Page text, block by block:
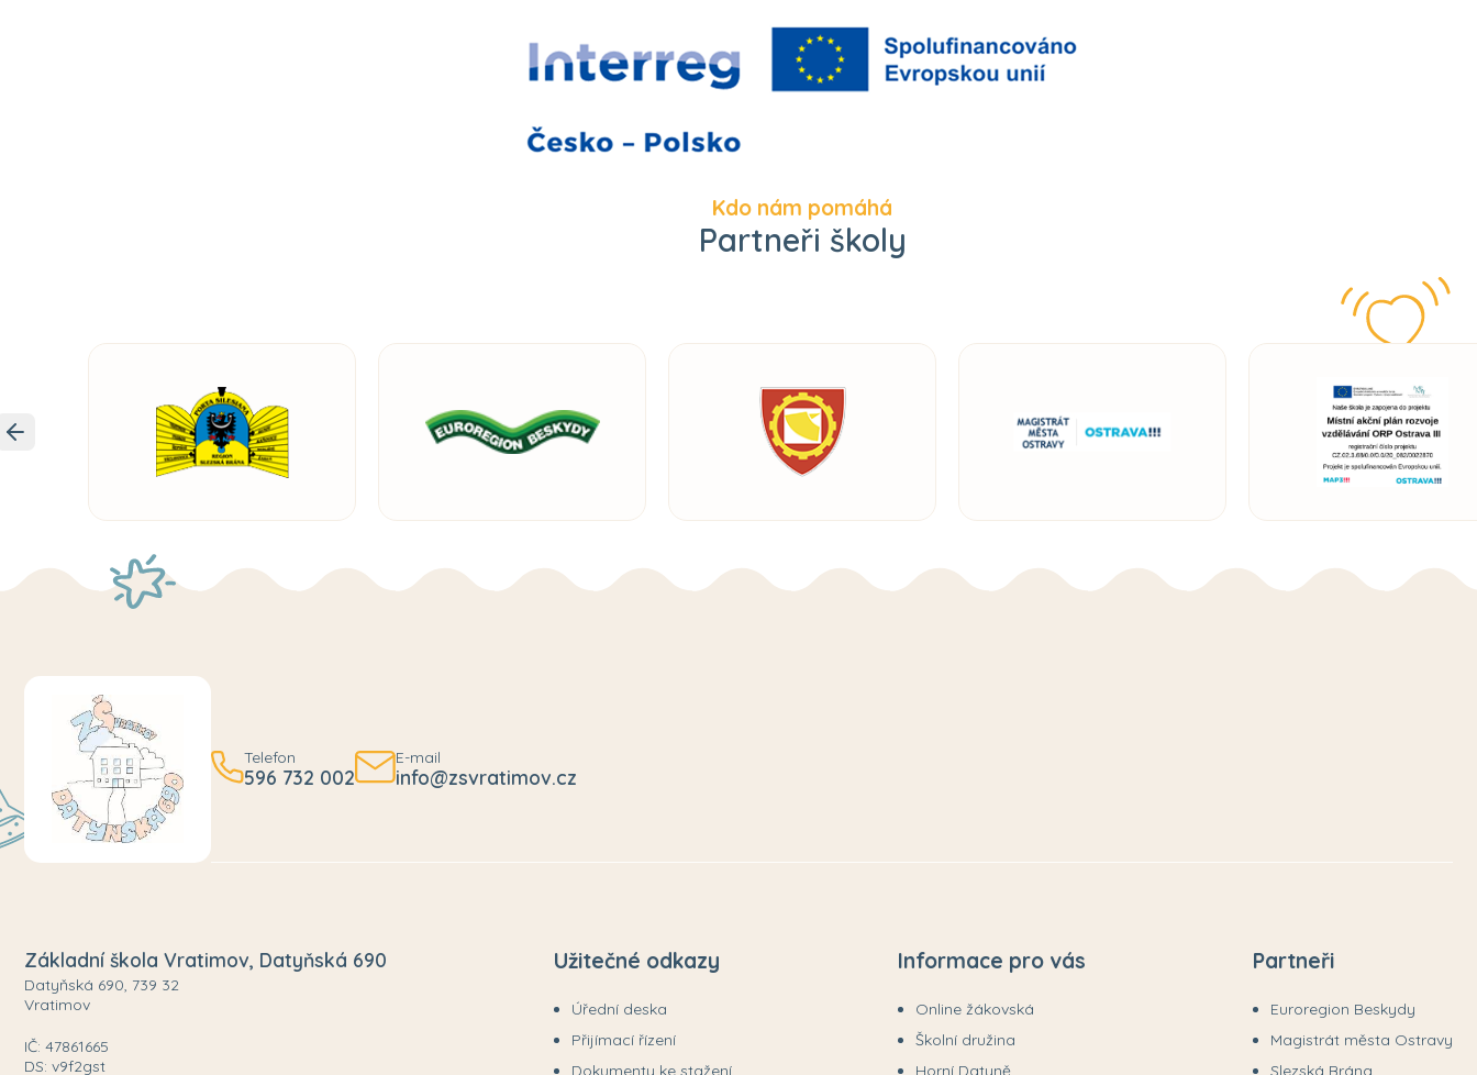
Kdo nám pomáhá
Partneři školy
Telefon
596 732 002
E-mail
info@zsvratimov.cz
Základní škola Vratimov, Datyňská 690
Datyňská 690, 739 32
Vratimov
IČ: 47861665
DS: v9f2gst
Užitečné odkazy
Úřední deska
Přijímací řízení
Dokumenty ke stažení
Informace pro vás
Online žákovská
Školní družina
Horní Datyně
Partneři
Euroregion Beskydy
Magistrát města Ostravy
Slezská Brána